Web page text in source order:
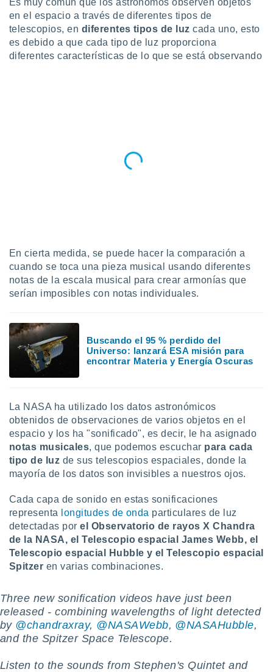
y
en
más
nuestra
cookies
aceptar
de
sitio
de que
se
para
ni para
o
aunque
no
acceder a
web a
abono
similares
Es muy común que los astrónomos observen objetos
en el espacio a través de diferentes tipos de
telescopios, en diferentes tipos de luz cada uno, esto
es debido a que cada tipo de luz proporciona
diferentes características de lo que se está observando
En cierta medida, se puede hacer la comparación a
cuando se toca una pieza musical usando diferentes
notas de la escala musical para crear armonías que
serían imposibles con notas individuales.
Buscando el 95 % perdido del
Universo: lanzará ESA misión para
encontrar Materia y Energía Oscuras
La NASA ha utilizado los datos astronómicos
obtenidos de observaciones de varios objetos en el
espacio y los ha "sonificado", es decir, le ha asignado
notas musicales, que podemos escuchar para cada
tipo de luz de sus telescopios espaciales, donde la
mayoría de los datos son invisibles a nuestros ojos.
Cada capa de sonido en estas sonificaciones
representa
longitudes de onda particulares de luz
detectadas por el Observatorio de rayos X Chandra
de la NASA, el Telescopio espacial James Webb, el
Telescopio espacial Hubble y el Telescopio espacial
Spitzer en varias combinaciones.
Three new sonification videos have just been
released - combining wavelengths of light detected
by @chandraxray, @NASAWebb, @NASAHubble,
and the Spitzer Space Telescope.
Listen to the sounds from Stephen's Quintet and